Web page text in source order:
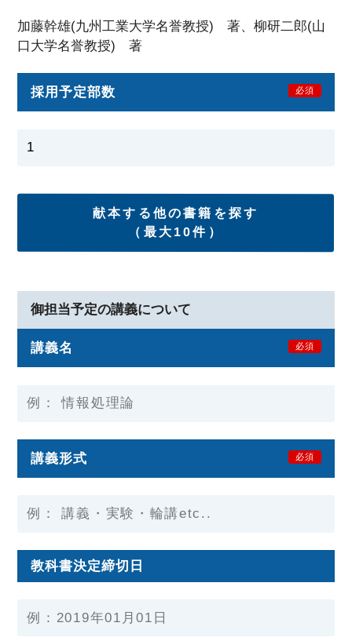
加藤幹雄(九州工業大学名誉教授) 著、柳研二郎(山
口大学名誉教授) 著
採用予定部数 必須
献本する他の書籍を探す
（最大10件）
御担当予定の講義について
講義名 必須
講義形式 必須
教科書決定締切日